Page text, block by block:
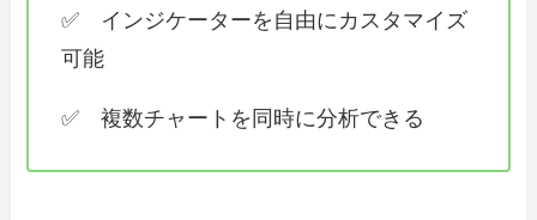
✅ インジケーターを自由にカスタマイズ
可能
✅ 複数チャートを同時に分析できる